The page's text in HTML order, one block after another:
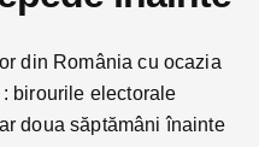
din România cu ocazia
birourile electorale
doua săptămâni înainte